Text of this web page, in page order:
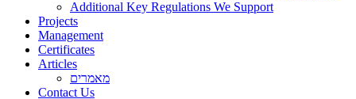
Additional Key Regulations We Support
Projects
Management
Certificates
Articles
מאמרים
Contact Us